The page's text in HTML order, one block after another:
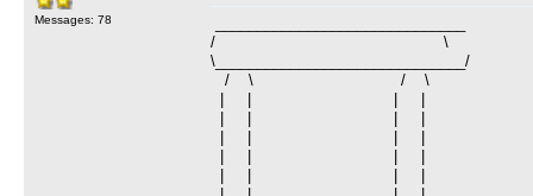
Messages: 78
/ \
\______________________________/
/ \ / \